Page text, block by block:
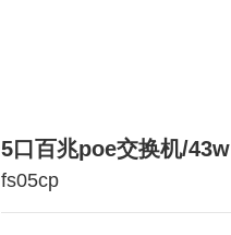
5口百兆poe交换机/43w
fs05cp